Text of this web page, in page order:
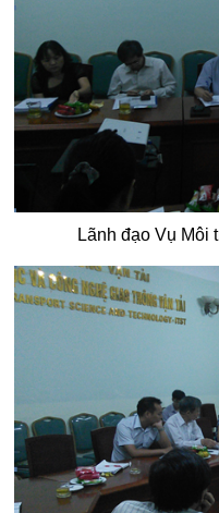
Lãnh đạo Vụ Môi